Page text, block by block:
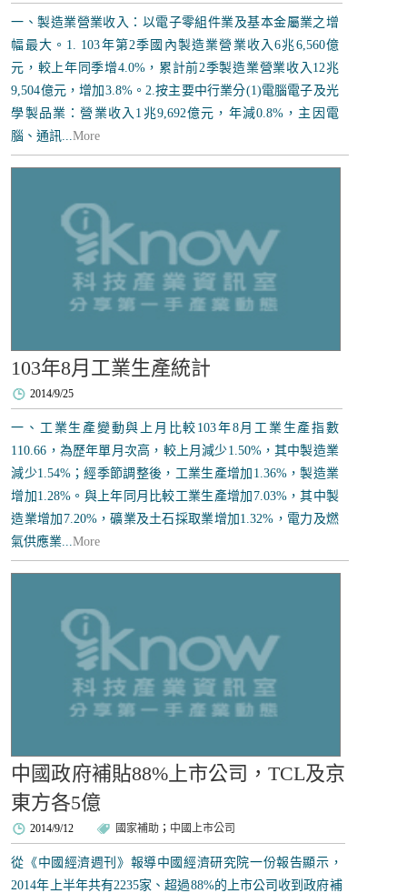
一、製造業營業收入：以電子零組件業及基本金屬業之增
幅最大。1. 103年第2季國內製造業營業收入6兆6,560億
元，較上年同季增4.0%，累計前2季製造業營業收入12兆
9,504億元，增加3.8%。2.按主要中行業分(1)電腦電子及光
學製品業：營業收入1兆9,692億元，年減0.8%，主因電
腦、通訊...More
103年8月工業生產統計
2014/9/25
一、工業生產變動與上月比較103年8月工業生產指數
110.66，為歷年單月次高，較上月減少1.50%，其中製造業
減少1.54%；經季節調整後，工業生產增加1.36%，製造業
增加1.28%。與上年同月比較工業生產增加7.03%，其中製
造業增加7.20%，礦業及土石採取業增加1.32%，電力及燃
氣供應業...More
中國政府補貼88%上市公司，TCL及京
東方各5億
2014/9/12 國家補助 ； 中國上市公司
從《中國經濟週刊》報導中國經濟研究院一份報告顯示，
2014年上半年共有2235家、超過88%的上市公司收到政府補